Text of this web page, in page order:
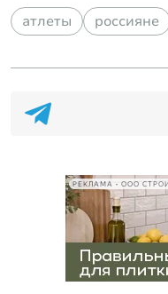
атлеты россияне